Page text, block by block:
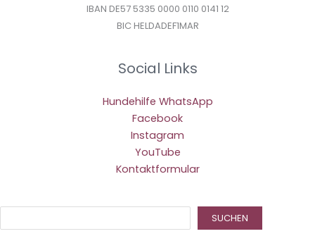
IBAN DE57 5335 0000 0110 0141 12
BIC HELDADEF1MAR
Social Links
Hundehilfe WhatsApp
Facebook
Instagram
YouTube
Kontaktformular
SUCHEN